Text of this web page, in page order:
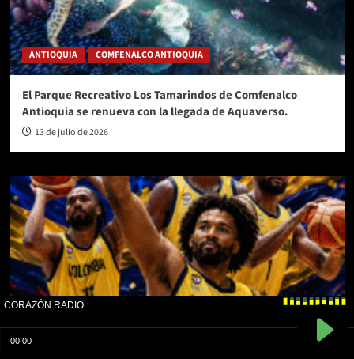
ANTIOQUIA COMFENALCO ANTIOQUIA
El Parque Recreativo Los Tamarindos de Comfenalco
Antioquia se renueva con la llegada de Aquaverso.
13 de julio de 2026